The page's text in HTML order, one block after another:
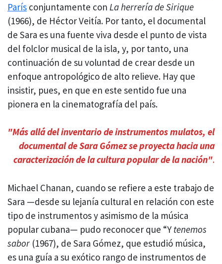
París conjuntamente con La herrería de Sirique
(1966), de Héctor Veitía. Por tanto, el documental
de Sara es una fuente viva desde el punto de vista
del folclor musical de la isla, y, por tanto, una
continuación de su voluntad de crear desde un
enfoque antropológico de alto relieve. Hay que
insistir, pues, en que en este sentido fue una
pionera en la cinematografía del país.
"Más allá del inventario de instrumentos mulatos, el
documental de Sara Gómez se proyecta hacia una
caracterización de la cultura popular de la nación".
Michael Chanan, cuando se refiere a este trabajo de
Sara —desde su lejanía cultural en relación con este
tipo de instrumentos y asimismo de la música
popular cubana— pudo reconocer que “Ytenemos
sabor (1967), de Sara Gómez, que estudió música,
es una guía a su exótico rango de instrumentos de